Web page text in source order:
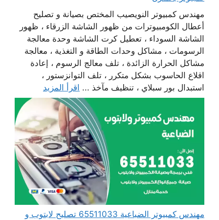
مهندس كمبيوتر النويصيب المختص بصيانة و تصليح
أعطال الكومبيوترات من ظهور الشاشة الزرقاء ، ظهور
الشاشة السوداء ، تعطيل كرت الشاشة وحدة معالجة
الرسومات ، مشاكل وحدات الطاقة و التغذية ، معالجة
مشاكل الحرارة الزائدة ، تلف معالج الرسوم ، إعادة
اقلاع الحاسوب بشكل متكرر ، تلف التوانزستور ،
استبدال بور سبلاي ، تنظيف مآخذ ... اقرأ المزيد
مهندس كمبيوتر الضباعية 65511033 تصليح لابتوب و